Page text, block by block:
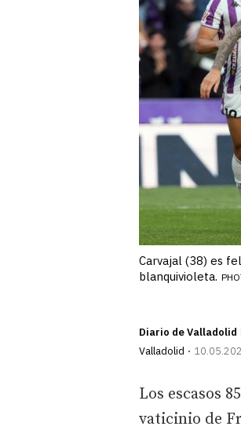
Carvajal (38) es
blanquivioleta.
Diario de Valladolid
Valladolid
Los escasos
vaticinio de